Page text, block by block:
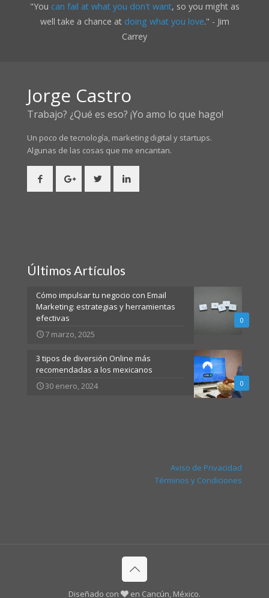
"You can fail at what you don't want, so you might as
well take a chance at doing what you love." - Jim
Carrey
Jorge Castro
Trabajo? ¿Qué es eso? ¡Yo amo lo que hago!
Un poco de tecnología, marketing digital y startups.
Algunas de las cosas que me encantan.
Últimos Artículos
0
Cómo impulsar tu negocio con Email
Marketing: estrategias y herramientas
efectivas
7 marzo, 2025
0
3 tipos de diversión Online más
recomendadas a los mexicanos
30 enero, 2024
Aviso de Privacidad
Términos y Condiciones
Diseñado con en Cancún, México.